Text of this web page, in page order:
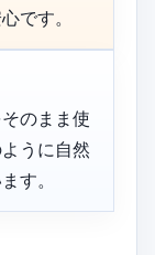
です。
のまま使
うに自然
す。